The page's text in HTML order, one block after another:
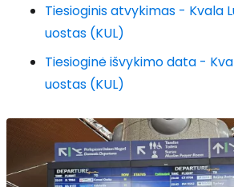
Tiesioginis atvykimas - Kvala
uostas (KUL)
Tiesioginė išvykimo data -
uostas (KUL)